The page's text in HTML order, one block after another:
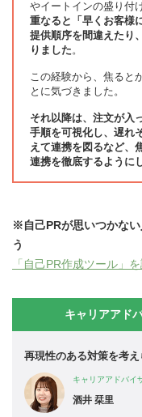
やイートインの盛り付
重なると「早くお客様
提供順序を間違えたり
りました。
この経験から、焦ると
とに気づきました。
それ以降は、注文が入
手順を可視化し、遅れ
えて連携を図るなど、
連携を徹底するように
※自己PRが思いつかな
う
「自己PR作成ツール」
キャリアアド
再現性のある対策を考
キャリアアドバイ
酒井 栞里